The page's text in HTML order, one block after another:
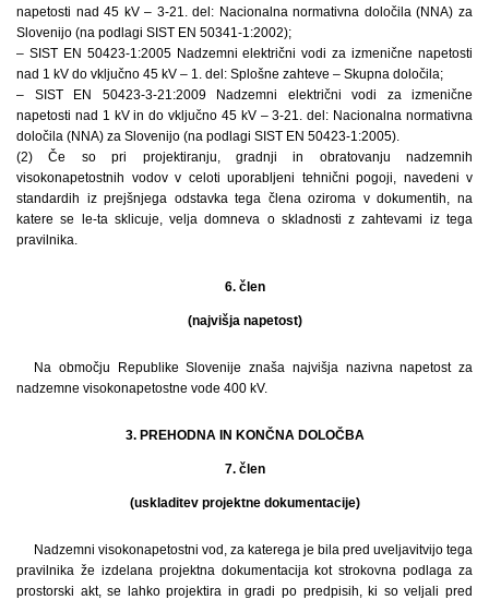
napetosti nad 45 kV – 3-21. del: Nacionalna normativna določila (NNA) za
Slovenijo (na podlagi SIST EN 50341-1:2002);
– SIST EN 50423-1:2005 Nadzemni električni vodi za izmenične napetosti
nad 1 kV do vključno 45 kV – 1. del: Splošne zahteve – Skupna določila;
– SIST EN 50423-3-21:2009 Nadzemni električni vodi za izmenične
napetosti nad 1 kV in do vključno 45 kV – 3-21. del: Nacionalna normativna
določila (NNA) za Slovenijo (na podlagi SIST EN 50423-1:2005).
(2) Če so pri projektiranju, gradnji in obratovanju nadzemnih
visokonapetostnih vodov v celoti uporabljeni tehnični pogoji, navedeni v
standardih iz prejšnjega odstavka tega člena oziroma v dokumentih, na
katere se le-ta sklicuje, velja domneva o skladnosti z zahtevami iz tega
pravilnika.
6. člen
(najvišja napetost)
Na območju Republike Slovenije znaša najvišja nazivna napetost za
nadzemne visokonapetostne vode 400 kV.
3. PREHODNA IN KONČNA DOLOČBA
7. člen
(uskladitev projektne dokumentacije)
Nadzemni visokonapetostni vod, za katerega je bila pred uveljavitvijo tega
pravilnika že izdelana projektna dokumentacija kot strokovna podlaga za
prostorski akt, se lahko projektira in gradi po predpisih, ki so veljali pred